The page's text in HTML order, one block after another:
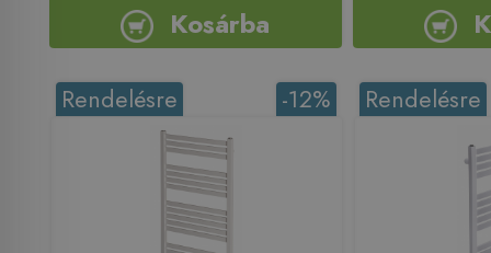
Kosárba
-12%
Rendelésre Rendelésre